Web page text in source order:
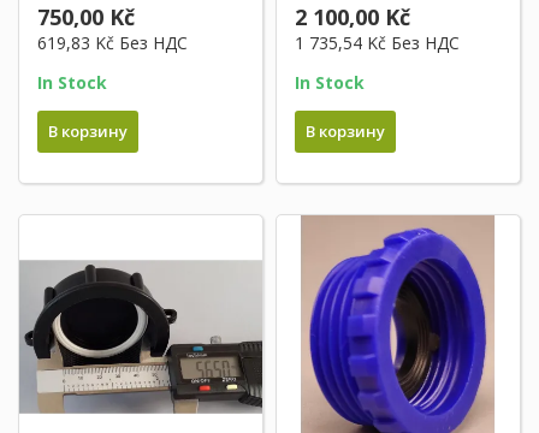
750,00 Kč
619,83 Kč Без НДС
In Stock
В корзину
2 100,00 Kč
1 735,54 Kč Без НДС
In Stock
В корзину